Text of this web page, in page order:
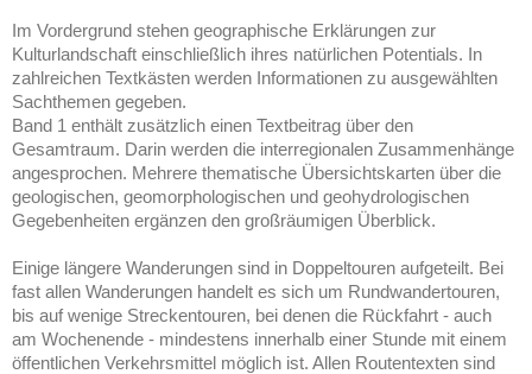
Im Vordergrund stehen geographische Erklärungen zur
Kulturlandschaft einschließlich ihres natürlichen Potentials. In
zahlreichen Textkästen werden Informationen zu ausgewählten
Sachthemen gegeben.
Band 1 enthält zusätzlich einen Textbeitrag über den
Gesamtraum. Darin werden die interregionalen Zusammenhänge
angesprochen. Mehrere thematische Übersichtskarten über die
geologischen, geomorphologischen und geohydrologischen
Gegebenheiten ergänzen den großräumigen Überblick.
Einige längere Wanderungen sind in Doppeltouren aufgeteilt. Bei
fast allen Wanderungen handelt es sich um Rundwandertouren,
bis auf wenige Streckentouren, bei denen die Rückfahrt - auch
am Wochenende - mindestens innerhalb einer Stunde mit einem
öffentlichen Verkehrsmittel möglich ist. Allen Routentexten sind